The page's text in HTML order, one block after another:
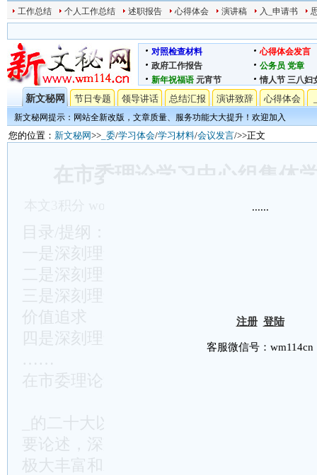
工作总结 个人工作总结 述职报告 心得体会 演讲稿 入_申请书
对照检查材料
心得体会发言
政府工作报告
公务员 党章
新年祝福语 元宵节 情人节 三八妇
新文秘网 节日专题 领导讲话 总结汇报 演讲致辞 心得体会
新文秘网提示：网站全新改版，文章质量、服务功能大大提升！欢迎加入
您的位置： 新文秘网>> _委/学习体会/学习材料/会议发言/>>正文
目录/提纲：……
一是深刻理解_的领导是推进中国式现代
二是深刻理解高质量发展是推进中国式
三是深刻理解人民对美好生活的向往是
价值追求
四是深刻理解团结奋斗是推进中国式现
……
在市委理论学习中心组集体学习时的发言
_的二十大以来，_总书记就推进中国式
要论述，深刻阐述了中国式现代化的重
极大丰富和发展了中国式现代化理论，
......
注册 登陆
客服微信号：wm114cn